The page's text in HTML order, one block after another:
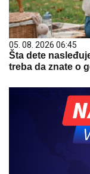
05. 08. 2026 06:45
Šta dete
treba da znate o